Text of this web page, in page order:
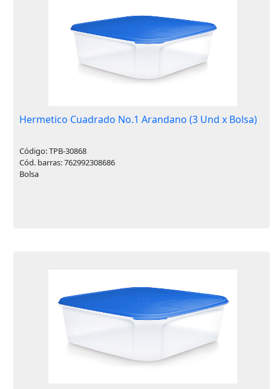
Hermetico Cuadrado No.1 Arandano (3 Und x Bolsa)
Código: TPB-30868
Cód. barras: 762992308686
Bolsa